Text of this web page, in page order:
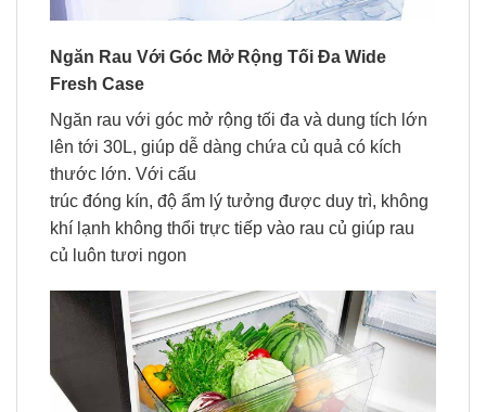
Ngăn Rau Với Góc Mở Rộng Tối Đa Wide
Fresh Case
Ngăn rau với góc mở rộng tối đa và dung tích lớn
lên tới 30L, giúp dễ dàng chứa củ quả có kích
thước lớn. Với cấu
trúc đóng kín, độ ẩm lý tưởng được duy trì, không
khí lạnh không thổi trực tiếp vào rau củ giúp rau
củ luôn tươi ngon